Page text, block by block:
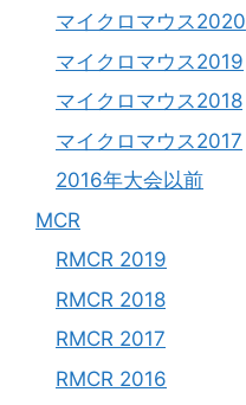
マイクロマウス2020
マイクロマウス2019
マイクロマウス2018
マイクロマウス2017
2016年大会以前
MCR
RMCR 2019
RMCR 2018
RMCR 2017
RMCR 2016